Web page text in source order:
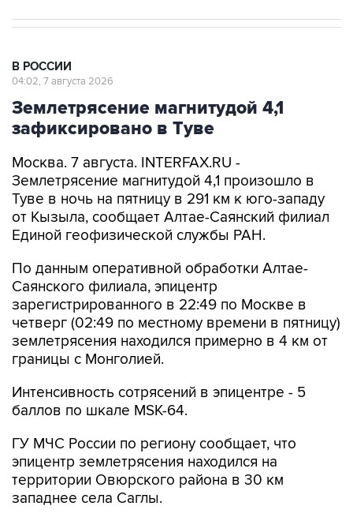
В РОССИИ
04:02, 7 августа 2026
Землетрясение магнитудой 4,1
зафиксировано в Туве
Москва. 7 августа. INTERFAX.RU -
Землетрясение магнитудой 4,1 произошло в
Туве в ночь на пятницу в 291 км к юго-западу
от Кызыла, сообщает Алтае-Саянский филиал
Единой геофизической службы РАН.
По данным оперативной обработки Алтае-
Саянского филиала, эпицентр
зарегистрированного в 22:49 по Москве в
четверг (02:49 по местному времени в пятницу)
землетрясения находился примерно в 4 км от
границы с Монголией.
Интенсивность сотрясений в эпицентре - 5
баллов по шкале MSK-64.
ГУ МЧС России по региону сообщает, что
эпицентр землетрясения находился на
территории Овюрского района в 30 км
западнее села Саглы.